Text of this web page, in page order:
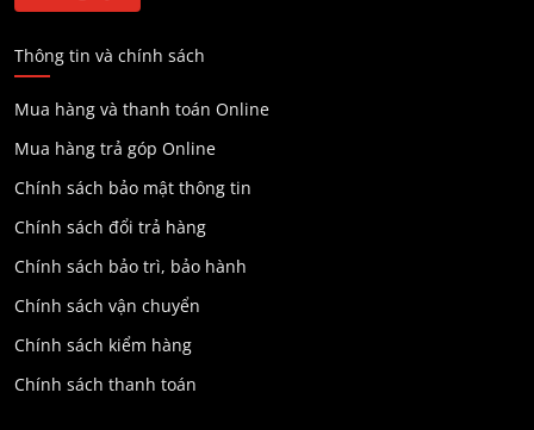
Thông tin và chính sách
Mua hàng và thanh toán Online
Mua hàng trả góp Online
Chính sách bảo mật thông tin
Chính sách đổi trả hàng
Chính sách bảo trì, bảo hành
Chính sách vận chuyển
Chính sách kiểm hàng
Chính sách thanh toán